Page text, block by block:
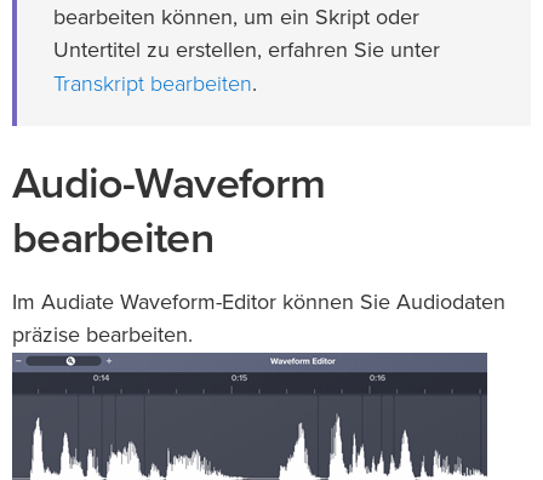
bearbeiten können, um ein Skript oder
Untertitel zu erstellen, erfahren Sie unter
Transkript bearbeiten.
Audio-Waveform
bearbeiten
Im Audiate Waveform-Editor können Sie Audiodaten
präzise bearbeiten.